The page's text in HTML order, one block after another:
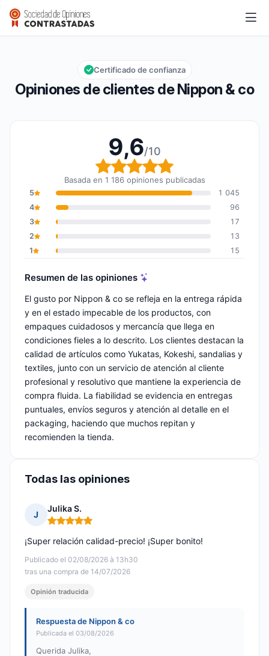
Nippon & co
Calificación global: 9,6 de 10
9,6/10
Opiniones de clientes de Nippon & co
Certificado de confianza
9,6/10
Calificación global: 9,6
Basada en 1 186 opiniones publicadas
5
1 045
4
96
3
17
2
13
1
15
Resumen de las opiniones
El gusto por Nippon & co se refleja en la entrega rápida
y en el estado impecable de los productos, con
empaques cuidadosos y mercancía que llega en
condiciones fieles a lo descrito. Los clientes destacan la
calidad de artículos como Yukatas, Kokeshi, sandalias y
textiles, junto con un servicio de atención al cliente
profesional y resolutivo que mantiene la experiencia de
compra fluida. La fiabilidad se evidencia en entregas
puntuales, envíos seguros y atención al detalle en el
packaging, haciendo que muchos repitan y
recomienden la tienda.
Todas las opiniones
J
Julika S.
Nota: 5 de 5
Publicado el 02/08/2026 à 13h30
tras una compra de 14/07/2026
¡Super relación calidad-precio! ¡Super bonito!
Opinión traducida
Respuesta de Nippon & co
Publicada el 03/08/2026
Querida Julika,